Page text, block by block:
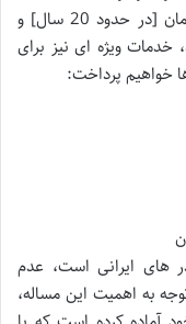
با توجه به حضور سابقه دار آلپاری در کشورمان [در حدود 20 سال] و
خدمات ویژه ای نیز برای
خواهیم پرداخت:
های ایرانی است، عدم
به اهمیت این مساله،